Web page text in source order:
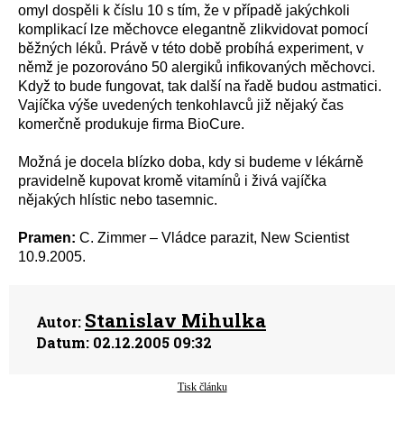
omyl dospěli k číslu 10 s tím, že v případě jakýchkoli
komplikací lze měchovce elegantně zlikvidovat pomocí
běžných léků. Právě v této době probíhá experiment, v
němž je pozorováno 50 alergiků infikovaných měchovci.
Když to bude fungovat, tak další na řadě budou astmatici.
Vajíčka výše uvedených tenkohlavců již nějaký čas
komerčně produkuje firma BioCure.
Možná je docela blízko doba, kdy si budeme v lékárně
pravidelně kupovat kromě vitamínů i živá vajíčka
nějakých hlístic nebo tasemnic.
Pramen: C. Zimmer – Vládce parazit, New Scientist
10.9.2005.
Autor: Stanislav Mihulka
Datum: 02.12.2005 09:32
Tisk článku